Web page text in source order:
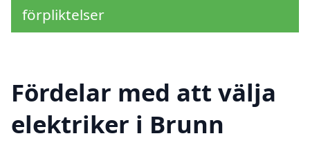
förpliktelser
Fördelar med att välja
elektriker i Brunn